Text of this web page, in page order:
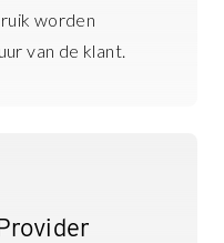
worden
van de klant.